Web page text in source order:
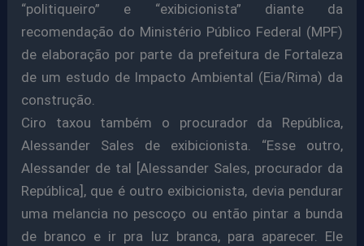
“politiqueiro” e “exibicionista” diante da
recomendação do Ministério Público Federal (MPF)
de elaboração por parte da prefeitura de Fortaleza
de um estudo de Impacto Ambiental (Eia/Rima) da
construção.
Ciro taxou também o procurador da República,
Alessander Sales de exibicionista. “Esse outro,
Alessander de tal [Alessander Sales, procurador da
República], que é outro exibicionista, devia pendurar
uma melancia no pescoço ou então pintar a bunda
de branco e ir pra luz branca, para aparecer. Ele